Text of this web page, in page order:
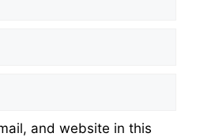
and website in this